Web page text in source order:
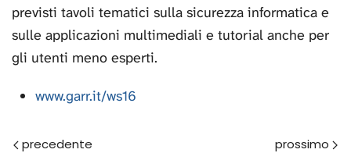
previsti tavoli tematici sulla sicurezza informatica e
sulle applicazioni multimediali e tutorial anche per
gli utenti meno esperti.
www.garr.it/ws16